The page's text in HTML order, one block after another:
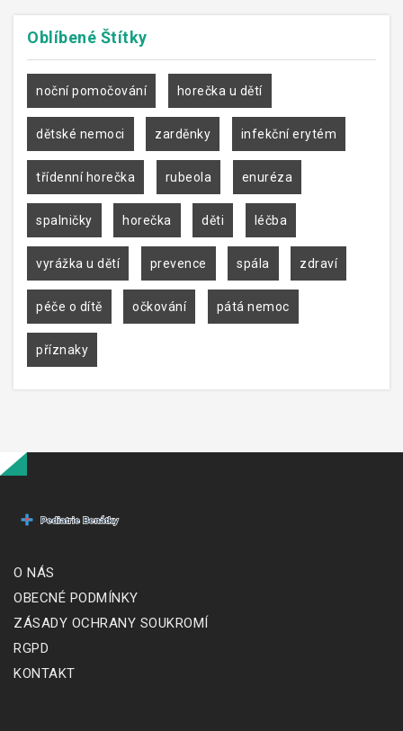
Oblíbené Štítky
noční pomočování horečka u dětí
dětské nemoci zarděnky infekční erytém
třídenní horečka rubeola enuréza
spalničky horečka děti léčba
vyrážka u dětí prevence spála zdraví
péče o dítě očkování pátá nemoc
příznaky
O NÁS
OBECNÉ PODMÍNKY
ZÁSADY OCHRANY SOUKROMÍ
RGPD
KONTAKT